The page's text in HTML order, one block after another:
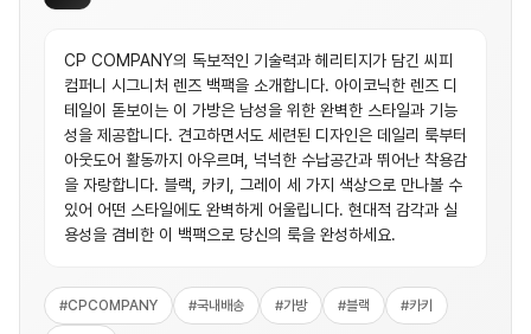
CP COMPANY의 독보적인 기술력과 헤리티지가 담긴 씨피
컴퍼니 시그니처 렌즈 백팩을 소개합니다. 아이코닉한 렌즈 디
테일이 돋보이는 이 가방은 남성을 위한 완벽한 스타일과 기능
성을 제공합니다. 견고하면서도 세련된 디자인은 데일리 룩부터
아웃도어 활동까지 아우르며, 넉넉한 수납공간과 뛰어난 착용감
을 자랑합니다. 블랙, 카키, 그레이 세 가지 색상으로 만나볼 수
있어 어떤 스타일에도 완벽하게 어울립니다. 현대적 감각과 실
용성을 겸비한 이 백팩으로 당신의 룩을 완성하세요.
#CPCOMPANY #국내배송 #가방 #블랙 #카키